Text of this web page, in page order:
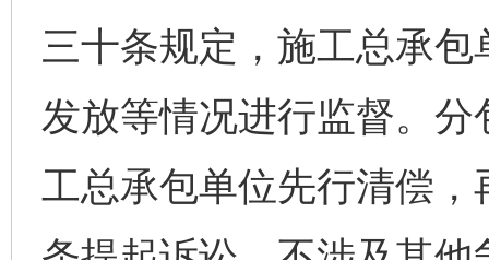
三十条规定，施工总承
发放等情况进行监督。
工总承包单位先行清偿